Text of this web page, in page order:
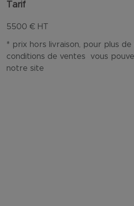
Tarif
5500€ HT
* prix hors livraison, pour plus de
conditions de ventes vous
notre site